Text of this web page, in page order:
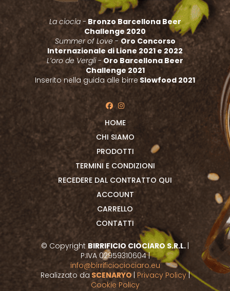
La ciocia - Bronzo Barcellona Beer
Challenge 2020
Summer of Love -Oro Concorso
Internazionale di Lione 2021 e 2022
L’oro de Vergli -Oro Barcellona Beer
Challenge 2021
Inserito nella guida alle birreSlowfood
2021
HOME
CHI SIAMO
PRODOTTI
TERMINI E CONDIZIONI
RECEDERE DAL CONTRATTO QUI
ACCOUNT
CARRELLO
CONTATTI
© CopyrightBIRRIFICIO CIOCIARO S.R.L.
P:IVA 02959310604 |
info@birrificiociociaro.eu
Realizzato da
SCENARYO|Privacy Policy